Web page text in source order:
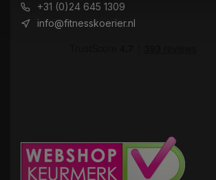
+31 (0)24 645 1309
info@fitnesskoerier.nl